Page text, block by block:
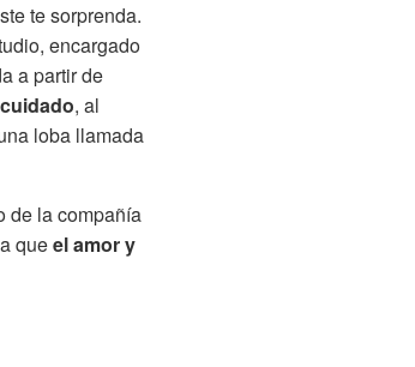
te sorprenda.
encargado
a partir de
, al
loba llamada
de la compañía
queel amor y